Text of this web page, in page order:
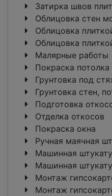
Затирка швов
Облицовка стен
Облицовка
Облицовка
Малярные работы
Покраска
Грунтовка под
Грунтовка стен,
Подготовка
Отделка откосов
Покраска окна
Ручная маячная
Машинная
Машинная
Монтаж
Монтаж